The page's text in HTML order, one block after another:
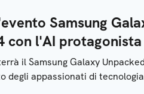
Samsung
con l'AI protagonista
il Samsung Galaxy
degli appassionati di